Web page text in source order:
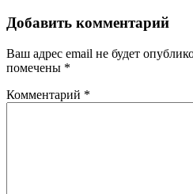
Добавить комментарий
Ваш адрес email не будет
помечены *
Комментарий *